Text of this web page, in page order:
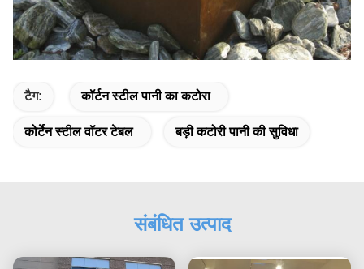
टैग: कॉर्टन स्टील पानी का कटोरा
कोर्टेन स्टील वॉटर टेबल बड़ी कटोरी पानी की सुविधा
संबंधित उत्पाद